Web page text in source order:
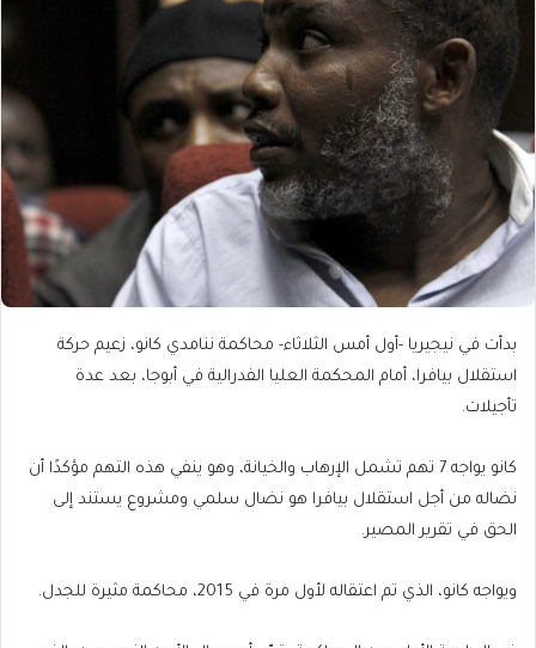
بدأت في نيجيريا -أول أمس الثلاثاء- محاكمة ننامدي كانو، زعيم حركة
استقلال بيافرا، أمام المحكمة العليا الفدرالية في أبوجا، بعد عدة
تأجيلات.
كانو يواجه 7 تهم تشمل الإرهاب والخيانة، وهو ينفي هذه التهم مؤكدًا أن
نضاله من أجل استقلال بيافرا هو نضال سلمي ومشروع يستند إلى
الحق في تقرير المصير.
ويواجه كانو، الذي تم اعتقاله لأول مرة في 2015، محاكمة مثيرة للجدل.